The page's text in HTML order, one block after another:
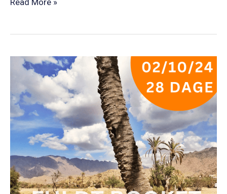
Freelifer
Marokko
Autocamper
Rundrejse
02OKT24